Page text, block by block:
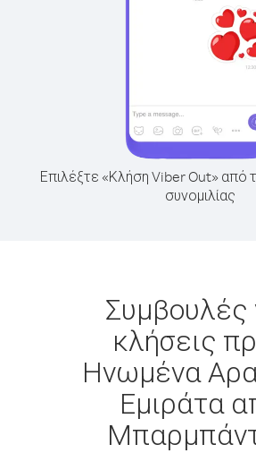
Επιλέξτε «Κλήση Viber Out» από
συνομιλίας
Συμβουλές
κλήσεις
Ηνωμένα
Εμιράτα